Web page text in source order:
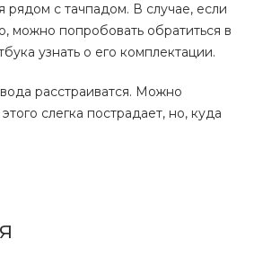
рядом с тачпадом. В случае, если
можно попробовать обратиться в
узнать о его комплектации.
расстраиватся. Можно
слегка пострадает, но, куда